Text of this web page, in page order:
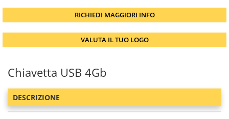
RICHIEDI MAGGIORI INFO
VALUTA IL TUO LOGO
Chiavetta USB 4Gb
DESCRIZIONE